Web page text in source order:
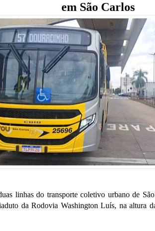
em São Carlos
linhas do transporte coletivo urbano de
da Rodovia Washington Luís, na altura